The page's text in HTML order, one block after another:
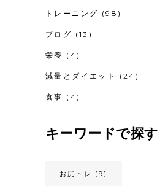
トレーニング (98)
ブログ (13)
栄養 (4)
減量とダイエット (24)
食事 (4)
キーワードで探す
お尻トレ (9)